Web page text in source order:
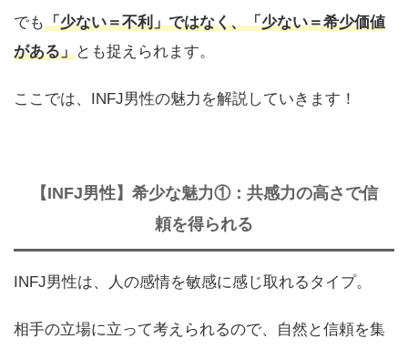
でも「少ない＝不利」ではなく、「少ない＝希少価値
がある」とも捉えられます。
ここでは、INFJ男性の魅力を解説していきます！
【INFJ男性】希少な魅力①：共感力の高さで信
頼を得られる
INFJ男性は、人の感情を敏感に感じ取れるタイプ。
相手の立場に立って考えられるので、自然と信頼を集